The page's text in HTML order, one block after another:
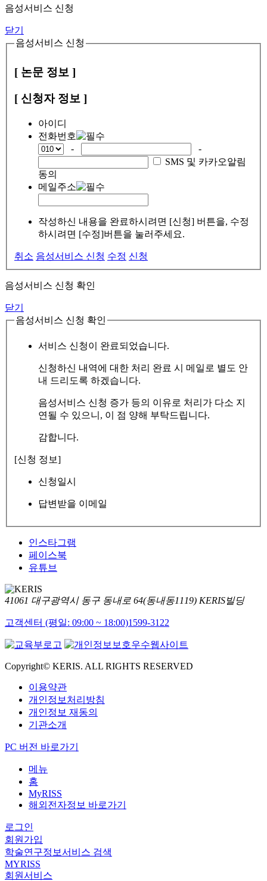
음성서비스 신청
닫기
음성서비스 신청
[ 논문 정보 ]
[ 신청자 정보 ]
아이디
전화번호
-
-
SMS 및 카카오알림
동의
메일주소
작성하신 내용을 완료하시려면 [신청] 버튼을, 수정
하시려면 [수정]버튼을 눌러주세요.
취소 음성서비스 신청 수정 신청
음성서비스 신청 확인
닫기
음성서비스 신청 확인
서비스 신청이 완료되었습니다.
신청하신 내역에 대한 처리 완료 시 메일로 별도 안
내 드리도록 하겠습니다.
음성서비스 신청 증가 등의 이유로 처리가 다소 지
연될 수 있으니, 이 점 양해 부탁드립니다.
감합니다.
[신청 정보]
신청일시
답변받을 이메일
인스타그램
페이스북
유튜브
41061 대구광역시 동구 동내로 64(동내동1119) KERIS빌딩
고객센터 (평일: 09:00 ~ 18:00)1599-3122
Copyright© KERIS. ALL RIGHTS RESERVED
이용약관
개인정보처리방침
개인정보 재동의
기관소개
PC 버전 바로가기
메뉴
홈
MyRISS
해외전자정보 바로가기
로그인
회원가입
학술연구정보서비스 검색
MYRISS
회원서비스